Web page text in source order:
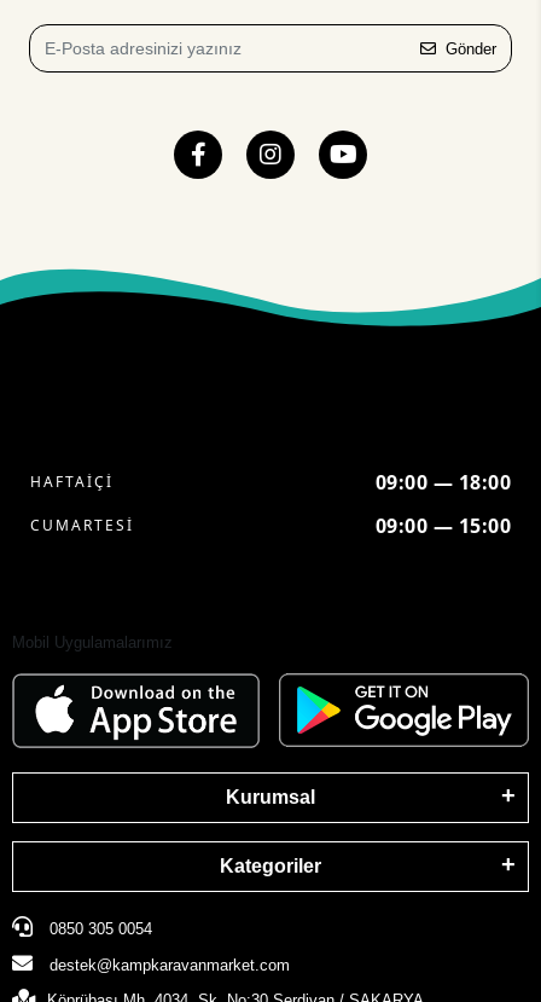
Gönder
HAFTAİÇİ 09:00 — 18:00
CUMARTESİ 09:00 — 15:00
Mobil Uygulamalarımız
Kurumsal
Kategoriler
0850 305 0054
destek@kampkaravanmarket.com